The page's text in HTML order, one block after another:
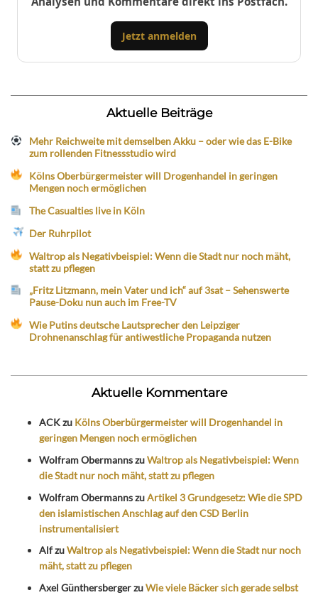
Jetzt anmelden
Aktuelle Beiträge
Mehr Reichweite mit demselben Akku – oder wie das E-Bike
zum rollenden Fitnessstudio wird
Kölns Oberbürgermeister will Drogenhandel in geringen
Mengen noch ermöglichen
The Casualties live in Köln
Der Ruhrpilot
Waltrop als Negativbeispiel: Wenn die Stadt nur noch mäht,
statt zu pflegen
„Fritz Litzmann, mein Vater und ich“ auf 3sat – Sehenswerte
Pause-Doku nun auch im Free-TV
Wie Putins deutsche Lautsprecher den Leipziger
Drohnenanschlag für antiwestliche Propaganda nutzen
Aktuelle Kommentare
ACKzu Kölns Oberbürgermeister will Drogenhandel in
geringen Mengen noch ermöglichen
Wolfram ObermannszuWaltrop als Negativbeispiel: Wenn
die Stadt nur noch mäht, statt zu pflegen
Wolfram ObermannszuArtikel 3 Grundgesetz: Wie die SPD
den islamistischen Anschlag auf den CSD Berlin
instrumentalisiert
AlfzuWaltrop als Negativbeispiel: Wenn die Stadt nur noch
mäht, statt zu pflegen
Axel GünthersbergerzuWie viele Bäcker sich gerade selbst